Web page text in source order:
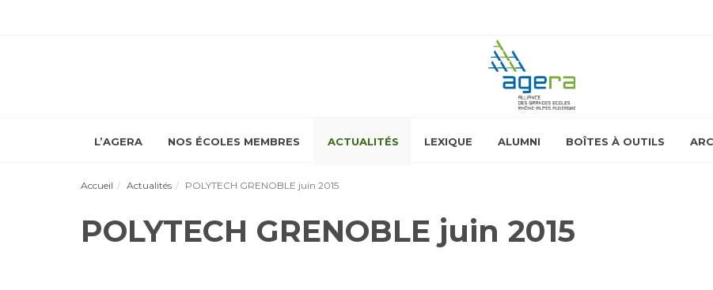
L’AGERA NOS ÉCOLES MEMBRES ACTUALITÉS LEXIQUE ALUMNI BOÎTES À OUTILS
Accueil Actualités POLYTECH GRENOBLE juin 2015
POLYTECH GRENOBLE juin 2015